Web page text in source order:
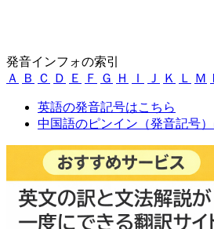
発音インフォの索引
Ａ
Ｂ Ｃ Ｄ Ｅ Ｆ Ｇ Ｈ Ｉ Ｊ Ｋ Ｌ Ｍ
英語の発音記号はこちら
中国語のピンイン（発音記号